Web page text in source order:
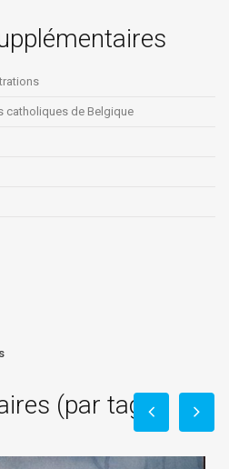
catholiques de Belgique
(par tag)